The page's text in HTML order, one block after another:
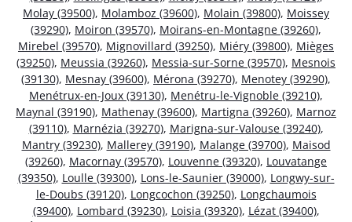
Molay (39500), Molamboz (39600), Molain (39800), Moissey
(39290), Moiron (39570), Moirans-en-Montagne (39260),
Mirebel (39570), Mignovillard (39250), Miéry (39800), Mièges
(39250), Meussia (39260), Messia-sur-Sorne (39570), Mesnois
(39130), Mesnay (39600), Mérona (39270), Menotey (39290),
Menétrux-en-Joux (39130), Menétru-le-Vignoble (39210),
Maynal (39190), Mathenay (39600), Martigna (39260), Marnoz
(39110), Marnézia (39270), Marigna-sur-Valouse (39240),
Mantry (39230), Mallerey (39190), Malange (39700), Maisod
(39260), Macornay (39570), Louvenne (39320), Louvatange
(39350), Loulle (39300), Lons-le-Saunier (39000), Longwy-sur-
le-Doubs (39120), Longcochon (39250), Longchaumois
(39400), Lombard (39230), Loisia (39320), Lézat (39400),